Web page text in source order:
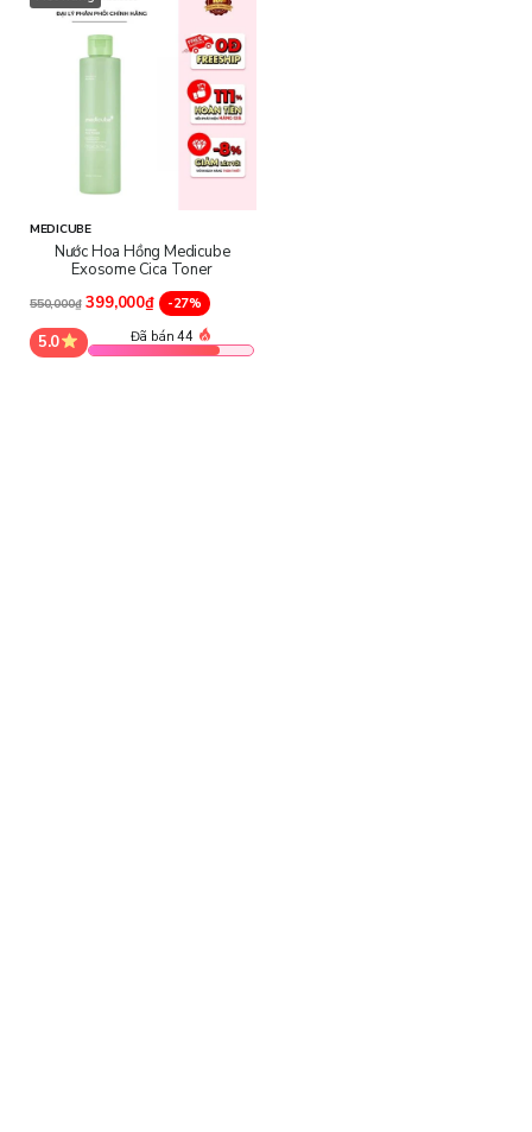
MEDICUBE
Nước Hoa Hồng Medicube
Exosome Cica Toner
550,000₫ 399,000₫ -27%
5.0 Đã bán 44